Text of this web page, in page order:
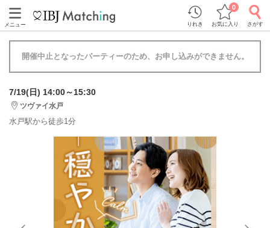
メニュー りれき お気に入り
0
さがす
開催中止となったパーティーのため、お申し込みができません。
7/19(日) 14:00～15:30
ツヴァイ水戸
水戸駅から徒歩1分